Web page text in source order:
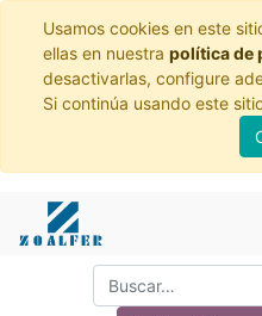
Usamos cookies en este
ellas en nuestra política de
desactivarlas, configure
Si continúa usando este